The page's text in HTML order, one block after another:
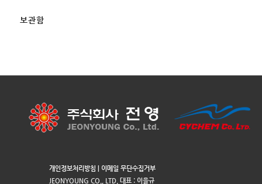
보관함
개인정보처리방침
이메일 무단수집거부
JEONYOUNG CO., LTD. 대표 : 이을규